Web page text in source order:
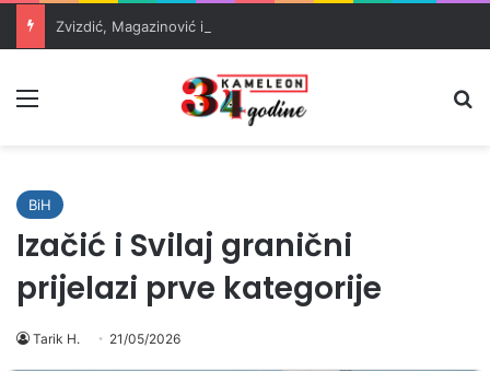
BiH
Izačić i Svilaj granični
prijelazi prve kategorije
Tarik H. 21/05/2026